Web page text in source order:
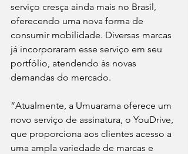
serviço cresça ainda mais no Brasil,
oferecendo uma nova forma de
consumir mobilidade. Diversas marcas
já incorporaram esse serviço em seu
portfólio, atendendo às novas
demandas do mercado.
“Atualmente, a Umuarama oferece um
novo serviço de assinatura, o YouDrive,
que proporciona aos clientes acesso a
uma ampla variedade de marcas e